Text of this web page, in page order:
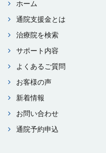
ホーム
通院⽀援⾦とは
治療院を検索
サポート内容
よくあるご質問
お客様の声
新着情報
お問い合わせ
通院予約申込